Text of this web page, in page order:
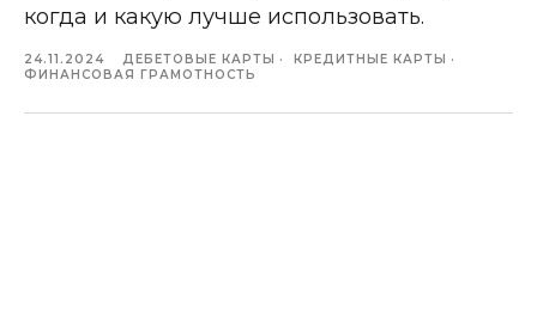
когда и какую лучше использовать.
24.11.2024 ДЕБЕТОВЫЕ КАРТЫ
КРЕДИТНЫЕ КАРТЫ
ФИНАНСОВАЯ ГРАМОТНОСТЬ